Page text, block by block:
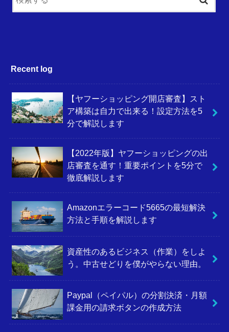
Recent log
【ヤフーショッピング開店審査】スト
ア構築は自力で出来る！設定方法を5
分で解説します
【2022年版】ヤフーショッピングの出
店審査を通す！重要ポイントを5分で
徹底解説します
Amazonエラーコード5665の最短解決
方法と手順を解説します
資産性のあるビジネス（作業）をしよ
う。中古せどりを僕がやらない理由。
Paypal（ペイパル）の分割決済・月額
課金用の請求ボタンの作成方法